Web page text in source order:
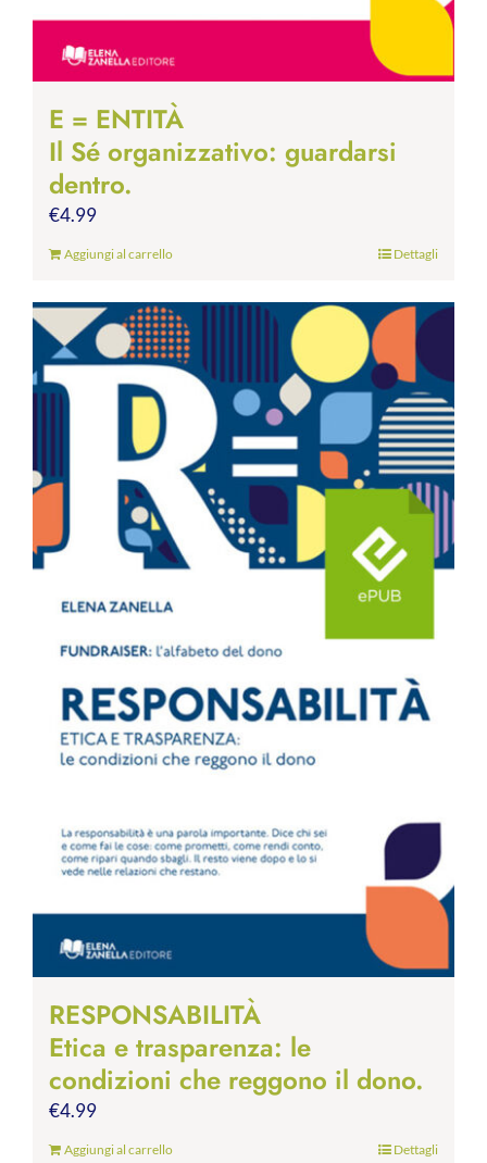
E = ENTITÀ
Il Sé organizzativo: guardarsi
dentro.
€4.99
Aggiungi al carrello Dettagli
RESPONSABILITÀ
Etica e trasparenza: le
condizioni che reggono il dono.
€4.99
Aggiungi al carrello Dettagli